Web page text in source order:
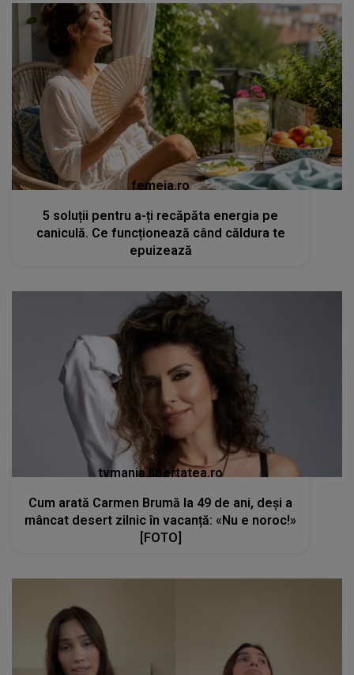
femeia.ro
5 soluții pentru a-ți recăpăta energia pe
caniculă. Ce funcționează când căldura te
epuizează
tvmania.libertatea.ro
Cum arată Carmen Brumă la 49 de ani, deși a
mâncat desert zilnic în vacanță: «Nu e noroc!»
[FOTO]